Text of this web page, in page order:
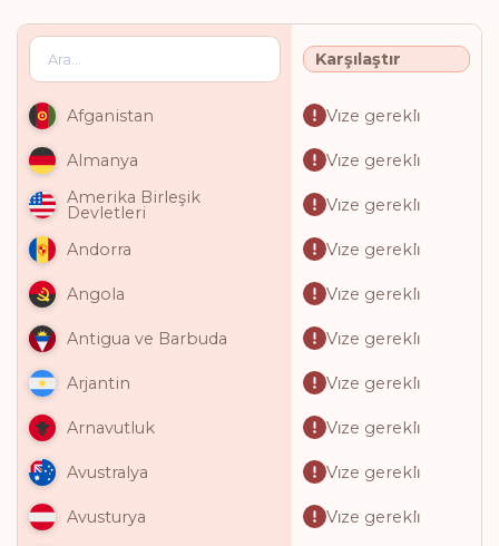
Karşılaştır
Afganistan Vi̇ze gerekli̇
Almanya
Vi̇ze gerekli̇
Amerika Birleşik
Devletleri Vi̇ze gerekli̇
Andorra Vi̇ze gerekli̇
Angola Vi̇ze gerekli̇
Antigua ve Barbuda Vi̇ze gerekli̇
Arjantin Vi̇ze gerekli̇
Arnavutluk Vi̇ze gerekli̇
Avustralya Vi̇ze gerekli̇
Avusturya Vi̇ze gerekli̇